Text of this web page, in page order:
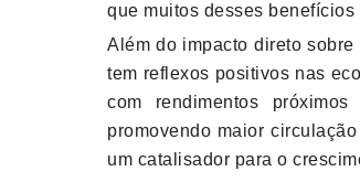
que muitos desses
Além do impacto direto
tem reflexos positivos nas
com rendimentos
promovendo maior
um catalisador para o